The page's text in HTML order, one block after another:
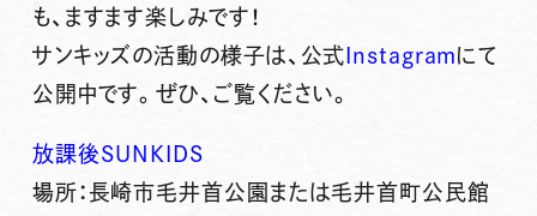
も、ますます楽しみです！
サンキッズの活動の様子は、公式 Instagramにて
公開中です。ぜひ、ご覧ください。
放課後SUNKIDS
場所：長崎市毛井首公園または毛井首町公民館